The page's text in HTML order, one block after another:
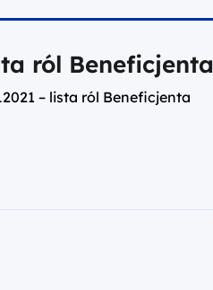
ról Beneficjenta
portalu
– lista ról Beneficjenta